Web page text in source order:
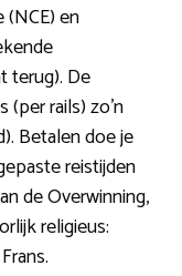
(NCE) en
terug). De
rails) zo’n
Betalen doe je
reistijden
de Overwinning,
religieus: